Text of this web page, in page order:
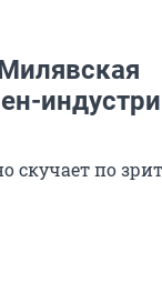
скучает по